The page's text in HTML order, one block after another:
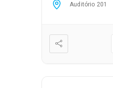
Auditório 201